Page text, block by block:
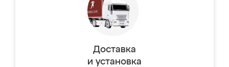
Доставка
и установка